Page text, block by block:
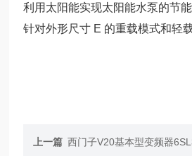
利用太阳能实现太阳能水泵的节能
针对外形尺寸 E 的重载模式和轻
上一篇 西门子V20基本型变频器